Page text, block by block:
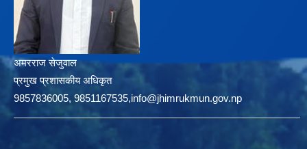
अमरराज सेजुवाल
प्रमुख प्रशासकीय अधिकृत
9857836005, 9851167535,info@jhimrukmun.gov.np